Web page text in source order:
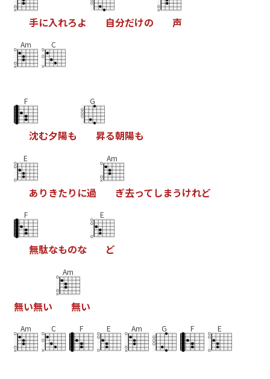
手に入れろよ 自分だけの 声
Am C
F
沈む夕陽も
G
昇る朝陽も
E
あ り きたり に過
Am
ぎ去ってしまうけれど
F
無駄なものな
E
ど
無い無い
Am
無い
Am C F E Am G F E